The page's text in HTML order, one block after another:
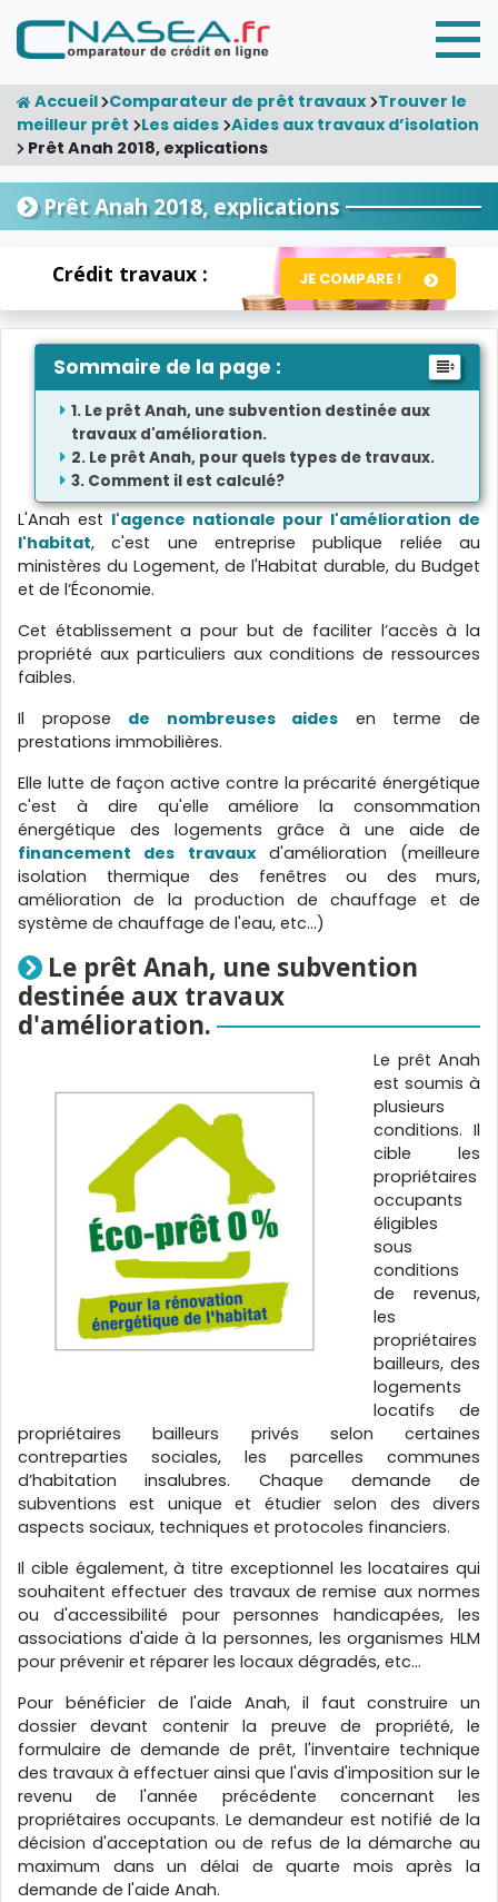
Accueil Comparateur de prêt travaux Trouver le
meilleur prêt
Les aides Aides aux travaux d’isolation
Prêt Anah 2018, explications
Prêt Anah 2018, explications
Crédit travaux : JE COMPARE !
Sommaire de la page :
Le prêt Anah, une subvention destinée aux
travaux d'amélioration.
Le prêt Anah, pour quels types de travaux.
Comment il est calculé?
L'Anah est l'agence nationale pour l'amélioration de
l'habitat, c'est une entreprise publique reliée au
ministères du Logement, de l'Habitat durable, du Budget
et de l’Économie.
Cet établissement a pour but de faciliter l’accès à la
propriété aux particuliers aux conditions de ressources
faibles.
Il propose de nombreuses aides en terme de
prestations immobilières.
Elle lutte de façon active contre la précarité énergétique
c'est à dire qu'elle améliore la consommation
énergétique des logements grâce à une aide de
financement des travauxd'amélioration (meilleure
isolation thermique des fenêtres ou des murs,
amélioration de la production de chauffage et de
système de chauffage de l'eau, etc...)
Le prêt Anah, une subvention
destinée aux travaux
d'amélioration.
Le prêt Anah
est soumis à
plusieurs
conditions. Il
cible les
propriétaires
occupants
éligibles
sous
conditions
de revenus,
les
propriétaires
bailleurs, des
logements
locatifs de
propriétaires bailleurs privés selon certaines
contreparties sociales, les parcelles communes
d’habitation insalubres. Chaque demande de
subventions est unique et étudier selon des divers
aspects sociaux, techniques et protocoles financiers.
Il cible également, à titre exceptionnel les locataires qui
souhaitent effectuer des travaux de remise aux normes
ou d'accessibilité pour personnes handicapées, les
associations d'aide à la personnes, les organismes HLM
pour prévenir et réparer les locaux dégradés, etc...
Pour bénéficier de l'aide Anah, il faut construire un
dossier devant contenir la preuve de propriété, le
formulaire de demande de prêt, l'inventaire technique
des travaux à effectuer ainsi que l'avis d'imposition sur le
revenu de l'année précédente concernant les
propriétaires occupants. Le demandeur est notifié de la
décision d'acceptation ou de refus de la démarche au
maximum dans un délai de quarte mois après la
demande de l'aide Anah.